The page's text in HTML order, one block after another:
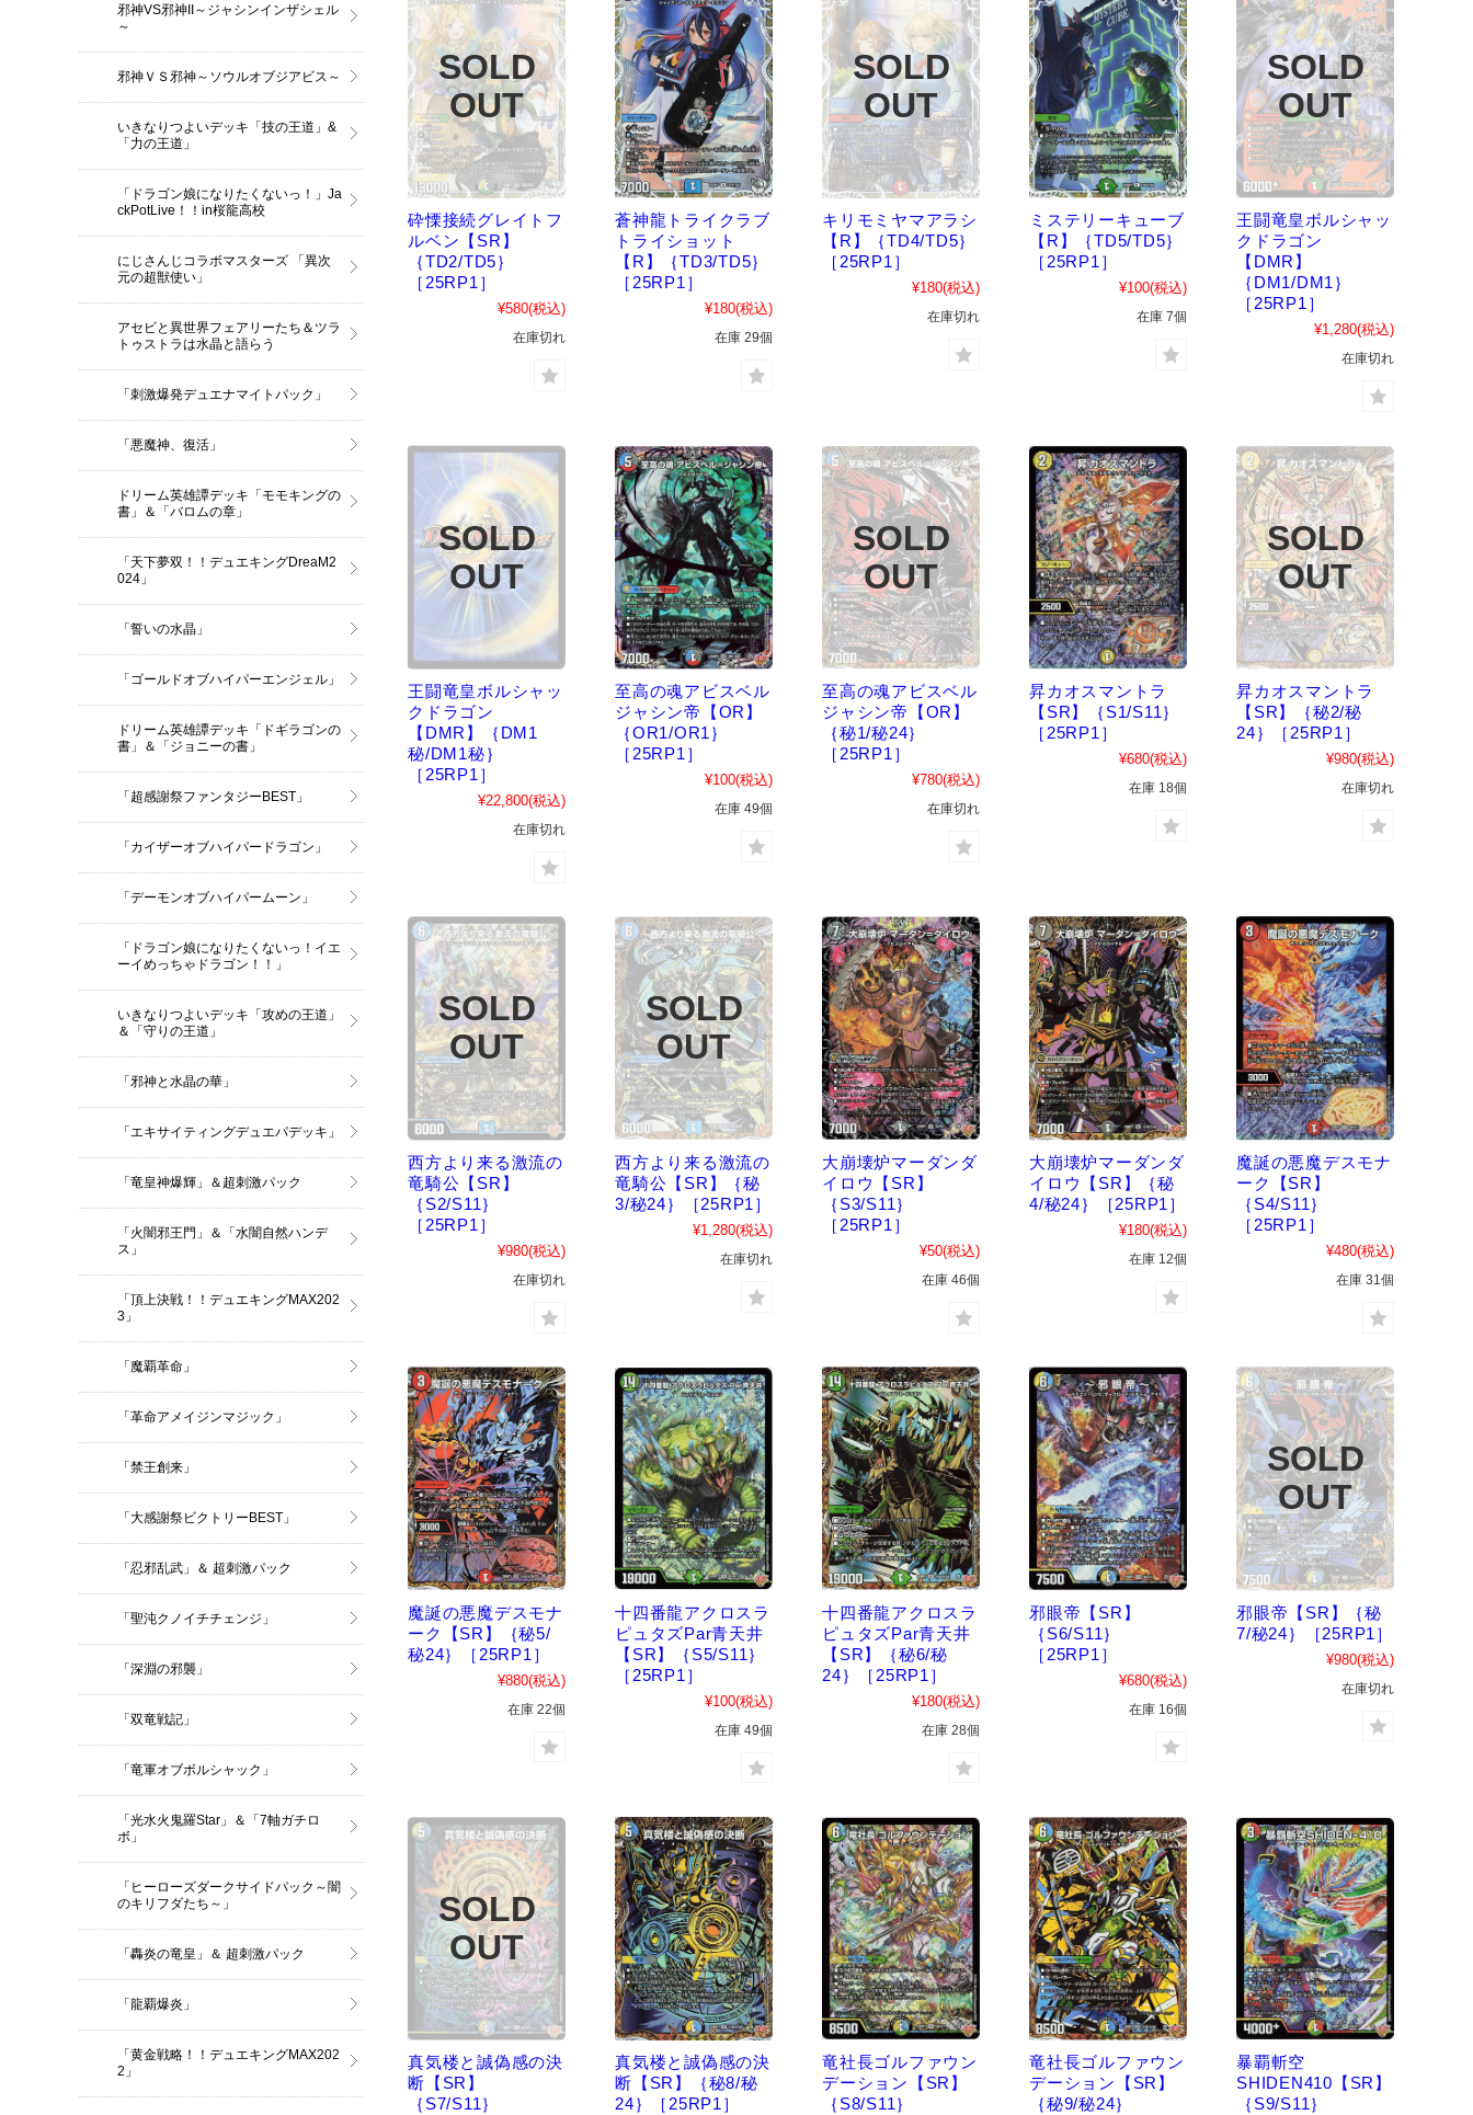
砕慄接続グレイトフ
ルベン【SR】
｛TD2/TD5｝
［25RP1］
¥580(税込)
在庫切れ
蒼神龍トライクラブ
トライショット
【R】｛TD3/TD5｝
［25RP1］
¥180(税込)
在庫 29個
キリモミヤマアラシ
【R】｛TD4/TD5｝
［25RP1］
¥180(税込)
在庫切れ
ミステリーキューブ
【R】｛TD5/TD5｝
［25RP1］
¥100(税込)
在庫 7個
王闘竜皇ボルシャッ
クドラゴン
【DMR】
｛DM1/DM1｝
［25RP1］
¥1,280(税込)
在庫切れ
王闘竜皇ボルシャッ
クドラゴン
【DMR】｛DM1
秘/DM1秘｝
［25RP1］
¥22,800(税込)
在庫切れ
至高の魂アビスベル
ジャシン帝【OR】
｛OR1/OR1｝
［25RP1］
¥100(税込)
在庫 49個
至高の魂アビスベル
ジャシン帝【OR】
｛秘1/秘24｝
［25RP1］
¥780(税込)
在庫切れ
昇カオスマントラ
【SR】｛S1/S11｝
［25RP1］
¥680(税込)
在庫 18個
昇カオスマントラ
【SR】｛秘2/秘
24｝［25RP1］
¥980(税込)
在庫切れ
西方より来る激流の
竜騎公【SR】
｛S2/S11｝
［25RP1］
¥980(税込)
在庫切れ
西方より来る激流の
竜騎公【SR】｛秘
3/秘24｝［25RP1］
¥1,280(税込)
在庫切れ
大崩壊炉マーダンダ
イロウ【SR】
｛S3/S11｝
［25RP1］
¥50(税込)
在庫 46個
大崩壊炉マーダンダ
イロウ【SR】｛秘
4/秘24｝［25RP1］
¥180(税込)
在庫 12個
魔誕の悪魔デスモナ
ーク【SR】
｛S4/S11｝
［25RP1］
¥480(税込)
在庫 31個
魔誕の悪魔デスモナ
ーク【SR】｛秘5/
秘24｝［25RP1］
¥880(税込)
在庫 22個
十四番龍アクロスラ
ピュタズPar青天井
【SR】｛S5/S11｝
［25RP1］
¥100(税込)
在庫 49個
十四番龍アクロスラ
ピュタズPar青天井
【SR】｛秘6/秘
24｝［25RP1］
¥180(税込)
在庫 28個
邪眼帝【SR】
｛S6/S11｝
［25RP1］
¥680(税込)
在庫 16個
邪眼帝【SR】｛秘
7/秘24｝［25RP1］
¥980(税込)
在庫切れ
真気楼と誠偽感の決
断【SR】
｛S7/S11｝
真気楼と誠偽感の決
断【SR】｛秘8/秘
24｝［25RP1］
竜社長ゴルファウン
デーション【SR】
｛S8/S11｝
竜社長ゴルファウン
デーション【SR】
｛秘9/秘24｝
暴覇斬空
SHIDEN410【SR】
｛S9/S11｝
邪神VS邪神II～ジャシンインザシェル
～
邪神ＶＳ邪神～ソウルオブジアビス～
いきなりつよいデッキ「技の王道」&
「力の王道」
「ドラゴン娘になりたくないっ！」Ja
ckPotLive！！in桜龍高校
にじさんじコラボマスターズ 「異次
元の超獣使い」
アセビと異世界フェアリーたち＆ツラ
トゥストラは水晶と語らう
「刺激爆発デュエナマイトパック」
「悪魔神、復活」
ドリーム英雄譚デッキ「モモキングの
書」＆「バロムの章」
「天下夢双！！デュエキングDreaM2
024」
「誓いの水晶」
「ゴールドオブハイパーエンジェル」
ドリーム英雄譚デッキ「ドギラゴンの
書」＆「ジョニーの書」
「超感謝祭ファンタジーBEST」
「カイザーオブハイパードラゴン」
「デーモンオブハイパームーン」
「ドラゴン娘になりたくないっ！イエ
ーイめっちゃドラゴン！！」
いきなりつよいデッキ「攻めの王道」
＆「守りの王道」
「邪神と水晶の華」
「エキサイティングデュエパデッキ」
「竜皇神爆輝」＆超刺激パック
「火闇邪王門」＆「水闇自然ハンデ
ス」
「頂上決戦！！デュエキングMAX202
3」
「魔覇革命」
「革命アメイジンマジック」
「禁王創来」
「大感謝祭ビクトリーBEST」
「忍邪乱武」＆ 超刺激パック
「聖沌クノイチチェンジ」
「深淵の邪襲」
「双竜戦記」
「竜軍オブボルシャック」
「光水火鬼羅Star」＆「7軸ガチロ
ボ」
「ヒーローズダークサイドパック～闇
のキリフダたち～」
「轟炎の竜皇」＆ 超刺激パック
「龍覇爆炎」
「黄金戦略！！デュエキングMAX202
2」